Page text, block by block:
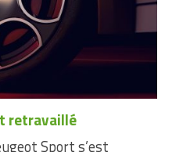
retravaillé
Sport s’est